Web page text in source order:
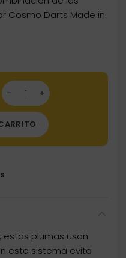
Cosmo Darts Made in
Fit Shaft Gear Slim Azul
estas plumas usan
este sistema evita